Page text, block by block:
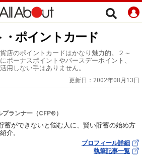
ポイントカード
店のポイントカードはかなり魅力的。２～
ボーナスポイントやバースデーポイント、
用しない手はありません。
更新日： 2002年08月13日
ランナー（CFP®）
蓄ができないと悩む人に、賢い貯蓄の始め方
介。
プロフィール詳細
執筆記事一覧